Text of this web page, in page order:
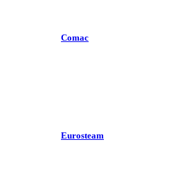
Comac
Eurosteam